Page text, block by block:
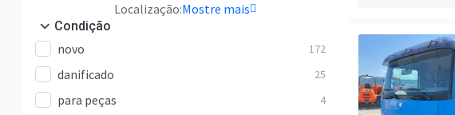
Outros
6
eActros 3
Localização:Mostre mais
Condição
novo 172
danificado 25
para peças 4